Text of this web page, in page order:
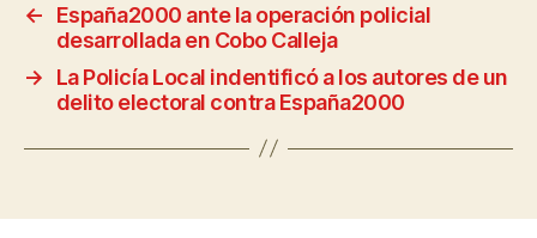
←
España2000 ante la operación policial
desarrollada en Cobo Calleja
→
La Policía Local indentificó a los autores de un
delito electoral contra España2000